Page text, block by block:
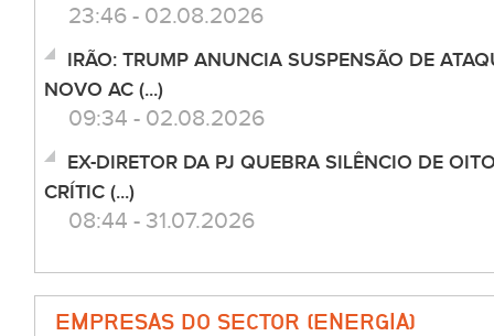
23:46 - 02.08.2026
IRÃO: TRUMP ANUNCIA SUSPENSÃO DE
NOVO AC (...)
09:34 - 02.08.2026
EX-DIRETOR DA PJ QUEBRA SILÊNCIO DE
CRÍTIC (...)
08:44 - 31.07.2026
EMPRESAS DO SECTOR (ENERGIA)